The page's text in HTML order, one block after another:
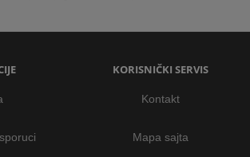
KORISNIČKI SERVIS
Kontakt
Mapa sajta